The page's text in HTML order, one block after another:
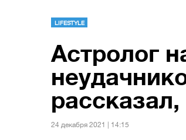
LIFESTYLE
Астролог
24 декабря 2021 | 14:15